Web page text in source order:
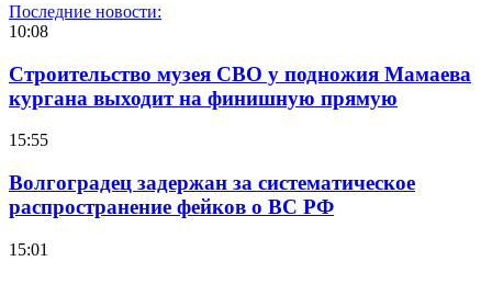
Последние новости:
10:08
Строительство музея СВО у подножия Мамаева
кургана выходит на финишную прямую
15:55
Волгоградец задержан за систематическое
распространение фейков о ВС РФ
15:01